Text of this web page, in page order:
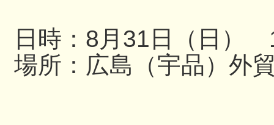
日時：8月31日（日）
場所：広島（宇品）外